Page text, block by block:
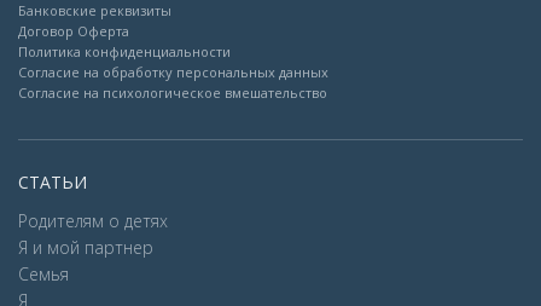
Банковские реквизиты
Договор Оферта
Политика конфиденциальности
Согласие на обработку персональных данных
Согласие на психологическое вмешательство
СТАТЬИ
Родителям о детях
Я и мой партнер
Семья
Я